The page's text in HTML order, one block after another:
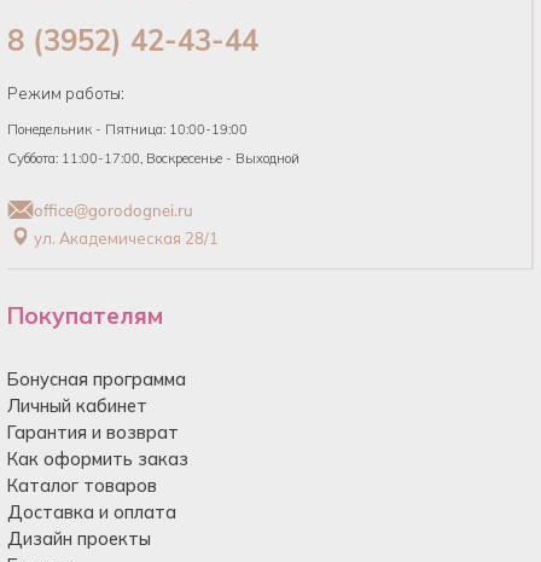
8 (3952) 42-43-44
Режим работы:
Понедельник - Пятница: 10:00-19:00
Суббота: 11:00-17:00, Воскресенье - Выходной
office@gorodognei.ru
ул. Академическая 28/1
Покупателям
Бонусная программа
Личный кабинет
Гарантия и возврат
Как оформить заказ
Каталог товаров
Доставка и оплата
Дизайн проекты